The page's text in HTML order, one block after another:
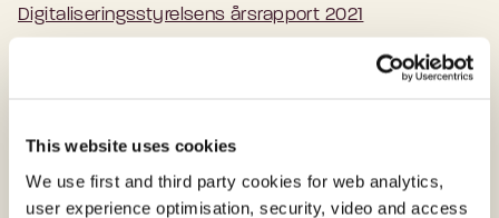
This website uses cookies
We use first and third party cookies for web analytics,
user experience optimisation, security, video and access
Digitaliseringsstyrelsens årsrapport 2021
og resultatplan